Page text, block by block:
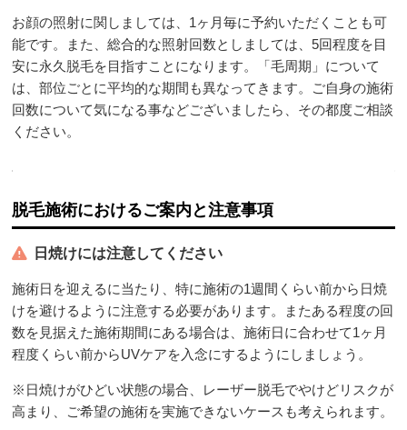
お顔の照射に関しましては、1ヶ月毎に予約いただくことも可
能です。また、総合的な照射回数としましては、5回程度を目
安に永久脱毛を目指すことになります。「毛周期」について
は、部位ごとに平均的な期間も異なってきます。ご自身の施術
回数について気になる事などございましたら、その都度ご相談
ください。
脱毛施術におけるご案内と注意事項
日焼けには注意してください
施術日を迎えるに当たり、特に施術の1週間くらい前から日焼
けを避けるように注意する必要があります。またある程度の回
数を見据えた施術期間にある場合は、施術日に合わせて1ヶ月
程度くらい前からUVケアを入念にするようにしましょう。
※日焼けがひどい状態の場合、レーザー脱毛でやけどリスクが
高まり、ご希望の施術を実施できないケースも考えられます。